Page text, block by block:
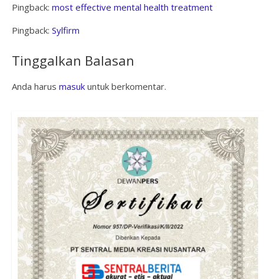
Pingback: most effective mental health treatment
Pingback: Sylfirm
Tinggalkan Balasan
Anda harus masukuntuk berkomentar.